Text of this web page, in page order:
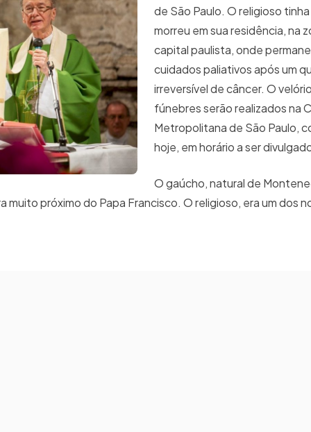
de São Paulo. O religioso
morreu em sua residência, na
capital paulista, onde
cuidados paliativos após um
irreversível de câncer. O
fúnebres serão realizados na
Metropolitana de São Paulo,
hoje, em horário a ser
O gaúcho, natural de
próximo do Papa Francisco. O religioso, era um dos